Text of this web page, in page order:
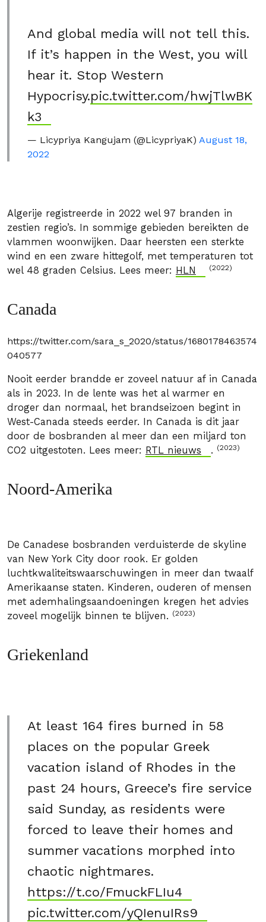
And global media will not tell this.
If it’s happen in the West, you will
hear it. Stop Western
Hypocrisy.pic.twitter.com/hwjTlwBK
k3
— Licypriya Kangujam (@LicypriyaK) August 18,
2022
Algerije registreerde in 2022 wel 97 branden in
zestien regio’s. In sommige gebieden bereikten de
vlammen woonwijken. Daar heersten een sterkte
wind en een zware hittegolf, met temperaturen tot
wel 48 graden Celsius. Lees meer: HLN (2022)
Canada
https://twitter.com/sara_s_2020/status/1680178463574
040577
Nooit eerder brandde er zoveel natuur af in Canada
als in 2023. In de lente was het al warmer en
droger dan normaal, het brandseizoen begint in
West-Canada steeds eerder. In Canada is dit jaar
door de bosbranden al meer dan een miljard ton
CO2 uitgestoten. Lees meer: RTL nieuws . (2023)
Noord-Amerika
De Canadese bosbranden verduisterde de skyline
van New York City door rook. Er golden
luchtkwaliteitswaarschuwingen in meer dan twaalf
Amerikaanse staten. Kinderen, ouderen of mensen
met ademhalingsaandoeningen kregen het advies
zoveel mogelijk binnen te blijven. (2023)
Griekenland
At least 164 fires burned in 58
places on the popular Greek
vacation island of Rhodes in the
past 24 hours, Greece’s fire service
said Sunday, as residents were
forced to leave their homes and
summer vacations morphed into
chaotic nightmares.
https://t.co/FmuckFLIu4
pic.twitter.com/yQIenuIRs9